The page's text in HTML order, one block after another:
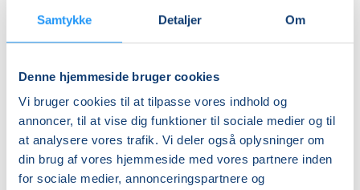
Samtykke Detaljer Om
Denne hjemmeside bruger cookies
Vi bruger cookies til at tilpasse vores indhold og
annoncer, til at vise dig funktioner til sociale medier og til
at analysere vores trafik. Vi deler også oplysninger om
din brug af vores hjemmeside med vores partnere inden
for sociale medier, annonceringspartnere og
Kurser med Henrik Bjørn
Ingen resultater